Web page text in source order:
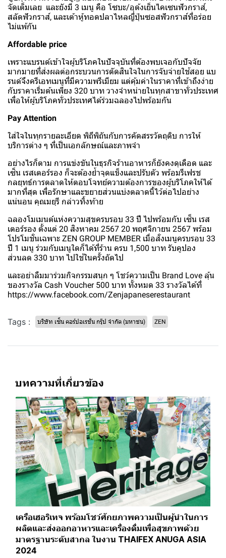
จัดเต็มเลย และยังมี 3 เมนู คือ โซบะ/อุด้งเย็นไคเซนฟัวกราส์,
สลัดฟัวกราส์, และเต้าหู้ทอดปลาไหลญี่ปุ่นซอสฟัวกราส์ที่อร่อย
ไม่แพ้กัน
Affordable price
เพราะแบรนด์เข้าใจผู้บริโภคในปัจจุบันที่ต้องพบเจอกับปัจจัย
มากมายที่ส่งผลต่อกระบวนการตัดสินใจในการจับจ่ายใช้สอย แบ
รนด์จึงครีเอทเมนูที่มีความพรีเมียม แต่คุ้มค่าในราคาที่เข้าถึงง่าย
กับราคาเริ่มต้นเพียง 320 บาท วางจำหน่ายในทุกสาขาทั่วประเทศ
เพื่อให้ผู้บริโภคทั่วประเทศได้ร่วมฉลองไปพร้อมกัน
Pay Attention
ใส่ใจในทุกรายละเอียด พิถีพิถันกับการคัดสรรวัตถุดิบ การให้
บริการต่าง ๆ ที่เป็นเอกลักษณ์และภาพจำ
อย่างไรก็ตาม การแข่งขันในธุรกิจร้านอาหารก็ยังคงดุเดือด และ
เซ็น เรสเตอร์รอง ก็จะต้องย้ำจุดแข็งและปรับตัว พร้อมรีเฟรช
กลยุทธ์การตลาดให้ตอบโจทย์ความต้องการของผู้บริโภคให้ได้
มากที่สุด เพื่อรักษาและขยายส่วนแบ่งตลาดนี้ไว้ต่อไปอย่าง
แน่นอน คุณมยุรี กล่าวทิ้งท้าย
ฉลองโมเมนต์แห่งความสุขครบรอบ 33 ปี ไปพร้อมกับ เซ็น เรส
เตอร์รอง ตั้งแต่ 20 สิงหาคม 2567 20 พฤศจิกายน 2567 พร้อม
โปรโมชั่นเฉพาะ ZEN GROUP MEMBER เมื่อสั่งเมนูครบรอบ 33
ปี 1 เมนู ร่วมกับเมนูใดก็ได้ที่ร้าน ครบ 1,500 บาท รับคูปอง
ส่วนลด 330 บาท ไปใช้ในครั้งถัดไป
และอย่าลืมมาร่วมกิจกรรมสนุก ๆ โชว์ความเป็น Brand Love ลุ้น
ของรางวัล Cash Voucher 500 บาท ทั้งหมด 33 รางวัลได้ที่
https://www.facebook.com/Zenjapaneserestaurant
Tags : บริษัท เซ็น คอร์ปอเรชั่น กรุ๊ป จำกัด (มหาชน) ZEN
บทความที่เกี่ยวข้อง
เครือเฮอริเทจ พร้อมโชว์ศักยภาพความเป็นผู้นำในการ
ผลิตและส่งออกอาหารและเครื่องดื่มเพื่อสุขภาพด้วย
มาตรฐานระดับสากล ในงาน THAIFEX ANUGA ASIA
2024